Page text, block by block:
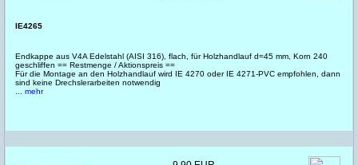
IE4265
Endkappe aus V4A Edelstahl (AISI 316), flach, für Holzhandlauf d=45 mm, Korn 240
geschliffen == Restmenge / Aktionspreis ==
Für die Montage an den Holzhandlauf wird IE 4270 oder IE 4271-PVC empfohlen, dann
sind keine Drechslerarbeiten notwendig
... mehr